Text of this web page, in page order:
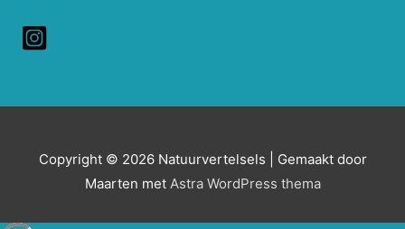
Copyright © 2026 Natuurvertelsels | Gemaakt door
Maarten met Astra WordPress thema